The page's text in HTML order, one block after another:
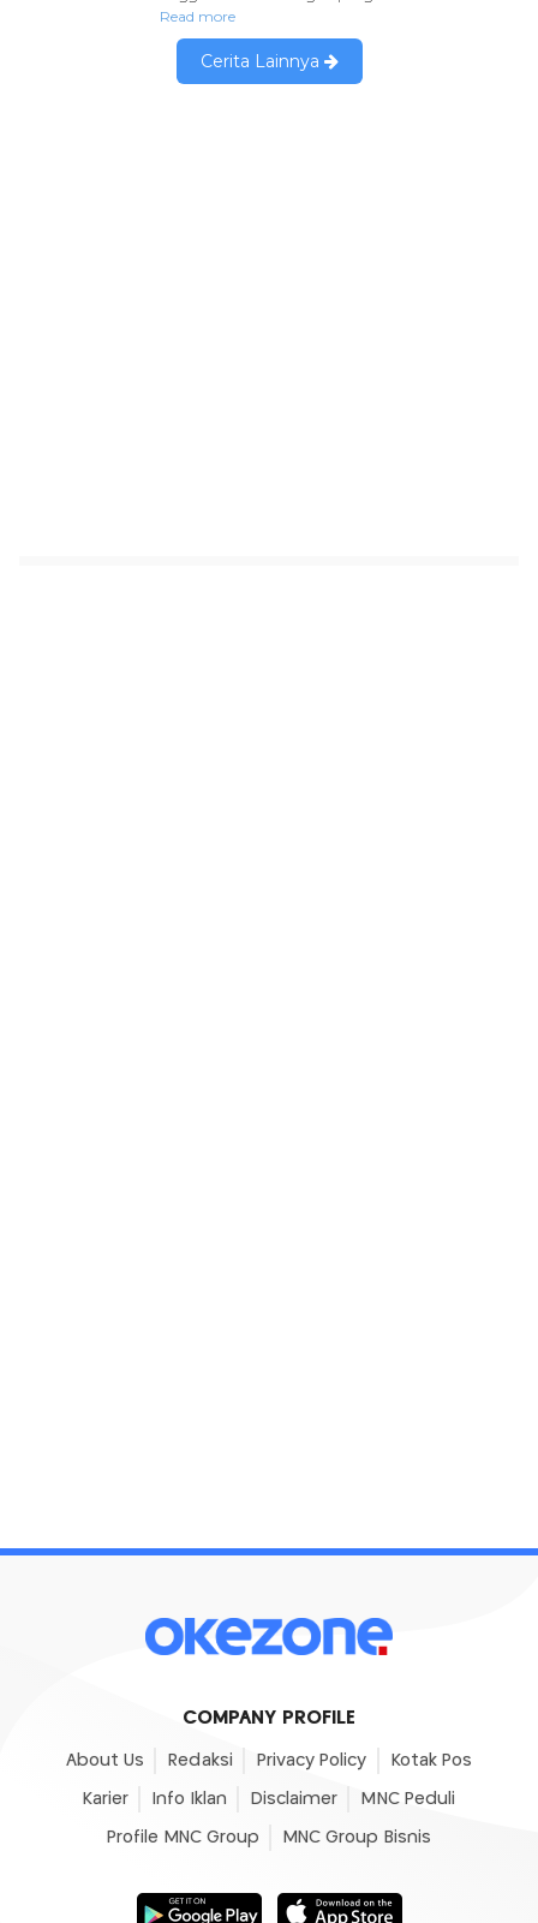
COMPANY PROFILE
About Us Redaksi Privacy Policy Kotak Pos
Karier Info Iklan Disclaimer MNC Peduli
Profile MNC Group MNC Group Bisnis